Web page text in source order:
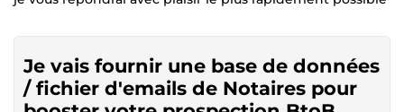
Je vais fournir une base de données
/ fichier d'emails de Notaires pour